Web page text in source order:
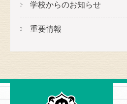
学校からのお知らせ
重要情報